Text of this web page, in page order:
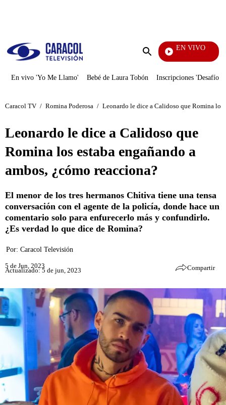
Enviar
EN VIVO
Pura Diversión
En vivo 'Yo Me Llamo' Bebé de Laura Tobón Inscripciones 'Desafío'
Caracol TV / Romina Poderosa / Leonardo le dice a Calidoso que Romina los
Leonardo le dice a Calidoso que
Romina los estaba engañando a
ambos, ¿cómo reacciona?
El menor de los tres hermanos Chitiva tiene una tensa
conversación con el agente de la policía, donde hace un
comentario solo para enfurecerlo más y confundirlo.
¿Es verdad lo que dice de Romina?
Por: Caracol Televisión
5 de Jun, 2023
Actualizado: 5 de jun, 2023 Compartir